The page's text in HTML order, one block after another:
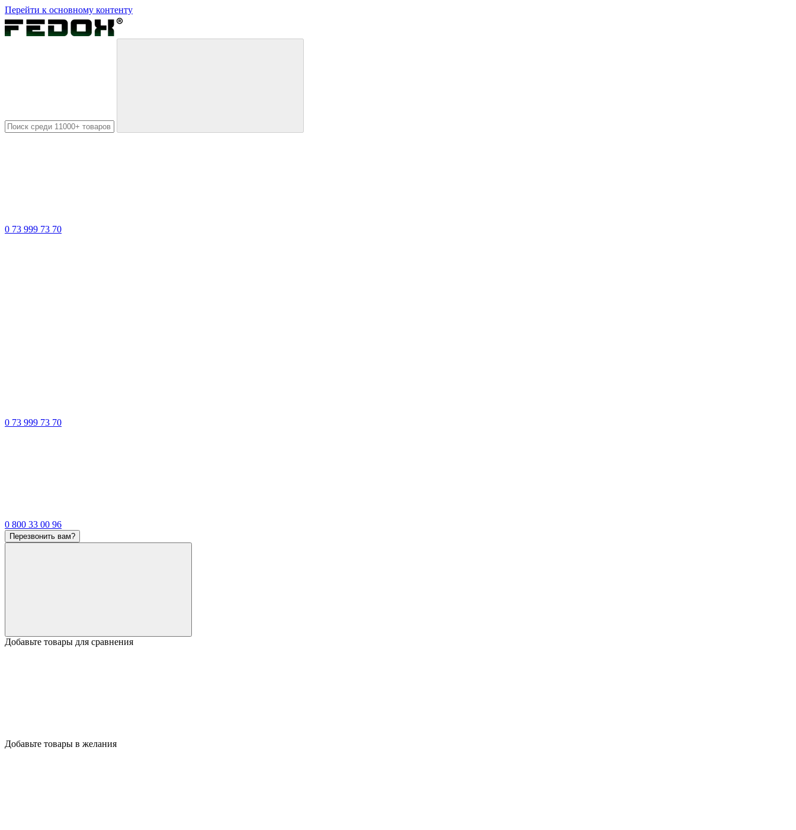
Перейти к основному контенту
0 73 999 73 70
0 73 999 73 70
0 800 33 00 96
Перезвонить вам?
Добавьте товары для сравнения
Добавьте товары в желания